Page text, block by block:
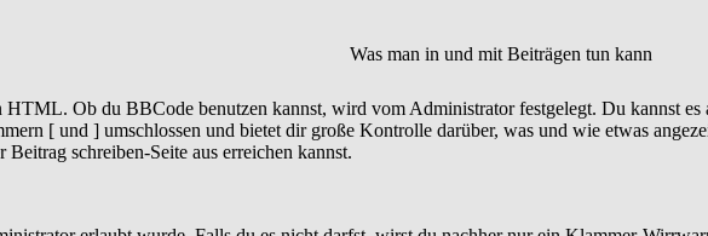
Was man in und mit Beiträgen tun kann
Ob du BBCode benutzen kannst, wird vom Administrator festgelegt. Du kannst
[ und ] umschlossen und bietet dir große Kontrolle darüber, was und wie etwas
schreiben-Seite aus erreichen kannst.